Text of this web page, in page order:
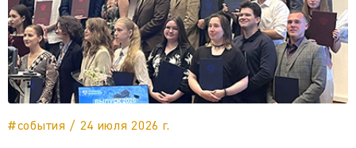
#события / 24 июля 2026 г.